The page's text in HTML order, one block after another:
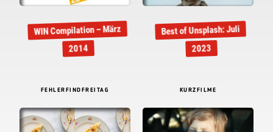
WIN Compilation – März
2014
Best of Unsplash: Juli
2023
FEHLERFINDFREITAG KURZFILME